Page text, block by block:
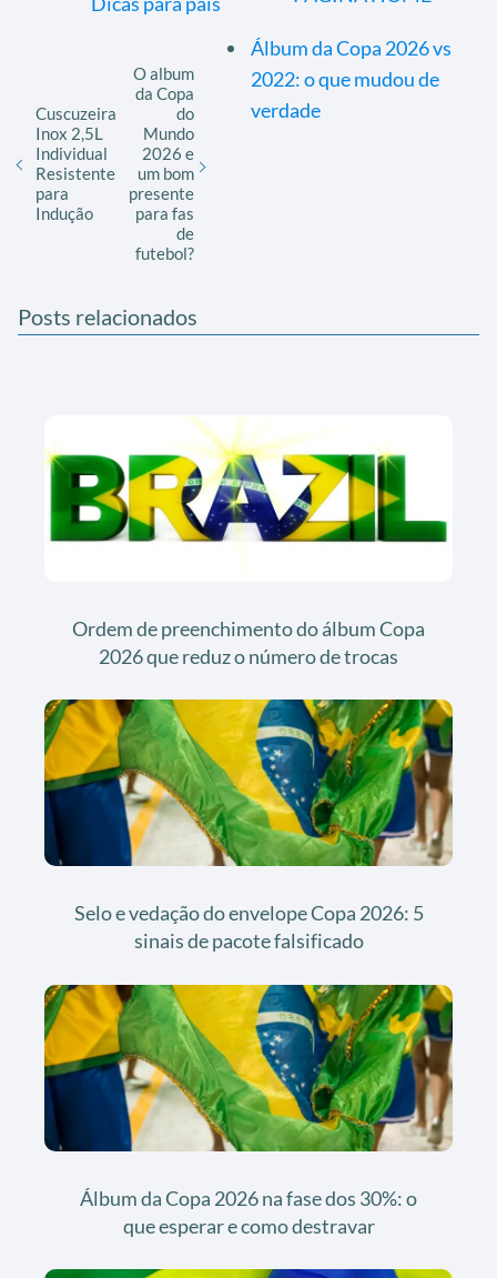
Álbum da Copa 2026 vs
2022: o que mudou de
verdade
Cuscuzeira
Inox 2,5L
Individual
Resistente
para
Indução
O album
da Copa
do
Mundo
2026 e
um bom
presente
para fas
de
futebol?
Posts relacionados
Ordem de preenchimento do álbum Copa
2026 que reduz o número de trocas
Selo e vedação do envelope Copa 2026: 5
sinais de pacote falsificado
Álbum da Copa 2026 na fase dos 30%: o
que esperar e como destravar